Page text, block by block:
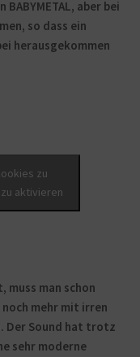
aber bei
so dass ein
herausgekommen
zu
aktivieren
muss man schon
noch mehr mit irren
Der Sound hat trotz
sehr moderne